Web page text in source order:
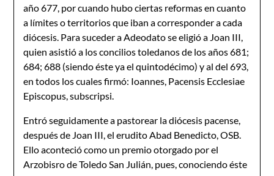
año 677, por cuando hubo ciertas reformas en cuanto
a límites o territorios que i­ban a corresponder a cada
diócesis. Para suceder a Adeodato se eligió a Joan III,
quien asistió a los concilios toledanos de los años 681;
684; 688 (siendo éste ya el quintodécimo) y al del 693,
en todos los cuales firmó: Ioannes, Pacensis Ecclesiae
Episcopus, subscripsi.
Entró seguidamente a pastorear la diócesis pacense,
después de Joan III, el erudito Abad Benedicto, OSB.
Ello aconteció como un premio otorgado por el
Arzobisro de Toledo San Julián, pues, conociendo éste